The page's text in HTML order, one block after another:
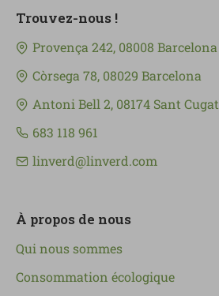
Trouvez-nous !
Provença 242, 08008 Barcelona
Còrsega 78, 08029 Barcelona
Antoni Bell 2, 08174 Sant Cugat
683 118 961
linverd@linverd.com
À propos de nous
Qui nous sommes
Consommation écologique